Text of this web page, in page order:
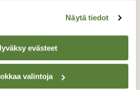
Näytä tiedot
evästeet
valintoja
Niiva-Korpela, Taipalsaari
18.8.2020
LISTAAN